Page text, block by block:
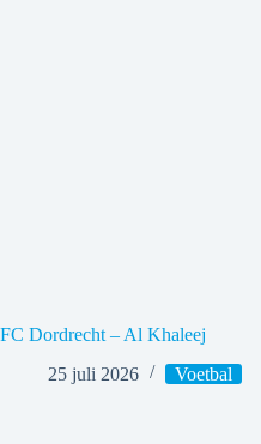
FC Dordrecht – Al Khaleej
25 juli 2026
Voetbal